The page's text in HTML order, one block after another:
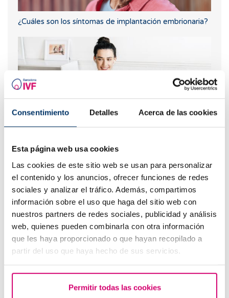
Consentimiento Detalles Acerca de las cookies
Esta página web usa cookies
Las cookies de este sitio web se usan para personalizar
el contenido y los anuncios, ofrecer funciones de redes
sociales y analizar el tráfico. Además, compartimos
información sobre el uso que haga del sitio web con
nuestros partners de redes sociales, publicidad y análisis
web, quienes pueden combinarla con otra información
que les haya proporcionado o que hayan recopilado a
partir del uso que haya hecho de sus servicios.
Permitir todas las cookies
¿Cuáles son los síntomas de implantación embrionaria?
Tengo una baja reserva ovárica, ¿alguien me lo puede
explicar?
Flujo marrón: causas, relación con la regla y el